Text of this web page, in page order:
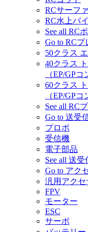
RCサーフ
RC水上バ
See all RC
Go to RCプ
50クラス
40クラス
（EP/GPコ
60クラス
（EP/GPコ
See all RC
Go to 送受
プロポ
受信機
電子部品
See all 送受
Go to アク
汎用アクセ
FPV
モーター
ESC
サーボ